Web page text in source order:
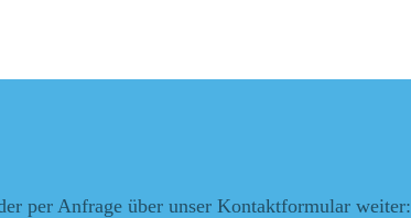
per Anfrage über unser Kontaktformular weiter: